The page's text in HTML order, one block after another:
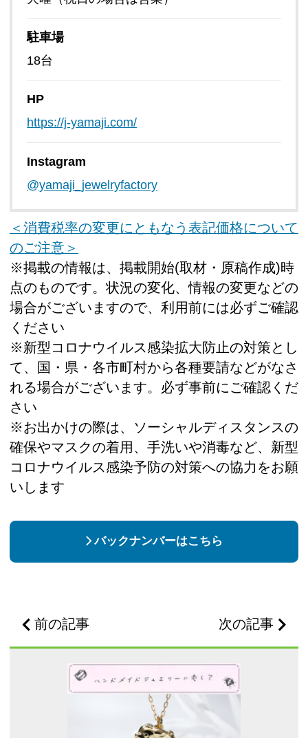
駐車場
18台
HP
https://j-yamaji.com/
Instagram
@yamaji_jewelryfactory
＜消費税率の変更にともなう表記価格について
のご注意＞
※掲載の情報は、掲載開始(取材・原稿作成)時
点のものです。状況の変化、情報の変更などの
場合がございますので、利用前には必ずご確認
ください
※新型コロナウイルス感染拡大防止の対策とし
て、国・県・各市町村から各種要請などがなさ
れる場合がございます。必ず事前にご確認くだ
さい
※お出かけの際は、ソーシャルディスタンスの
確保やマスクの着用、手洗いや消毒など、新型
コロナウイルス感染予防の対策への協力をお願
いします
バックナンバーはこちら
前の記事 次の記事